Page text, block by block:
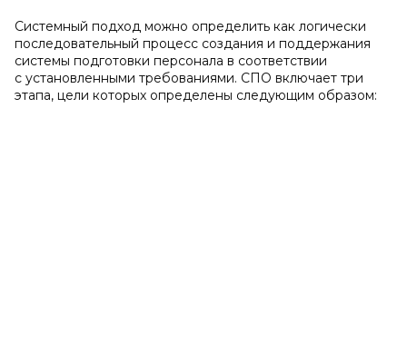
Системный подход можно определить как логически
последовательный процесс создания и поддержания
системы подготовки персонала в соответствии
с установленными требованиями. СПО включает три
этапа, цели которых определены следующим образом: